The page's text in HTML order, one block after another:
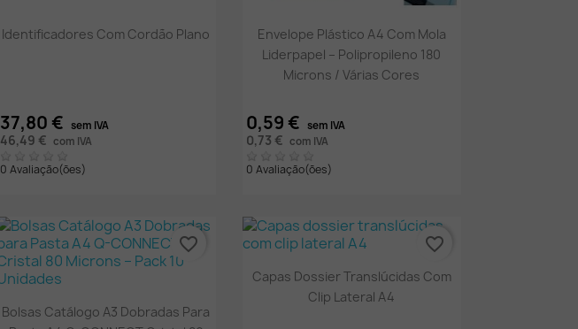
Vista rápida
Identificadores Com Cordão Plano
37,80 € sem IVA
46,49 € com IVA
0 Avaliação(ões)
Vista rápida
Envelope Plástico A4 Com Mola
Liderpapel – Polipropileno 180
Microns / Várias Cores
0,59 € sem IVA
0,73 € com IVA
0 Avaliação(ões)
Vista rápida
Bolsas Catálogo A3 Dobradas Para
favorite_border
Vista rápida
Capas Dossier Translúcidas Com
Clip Lateral A4
favorite_border